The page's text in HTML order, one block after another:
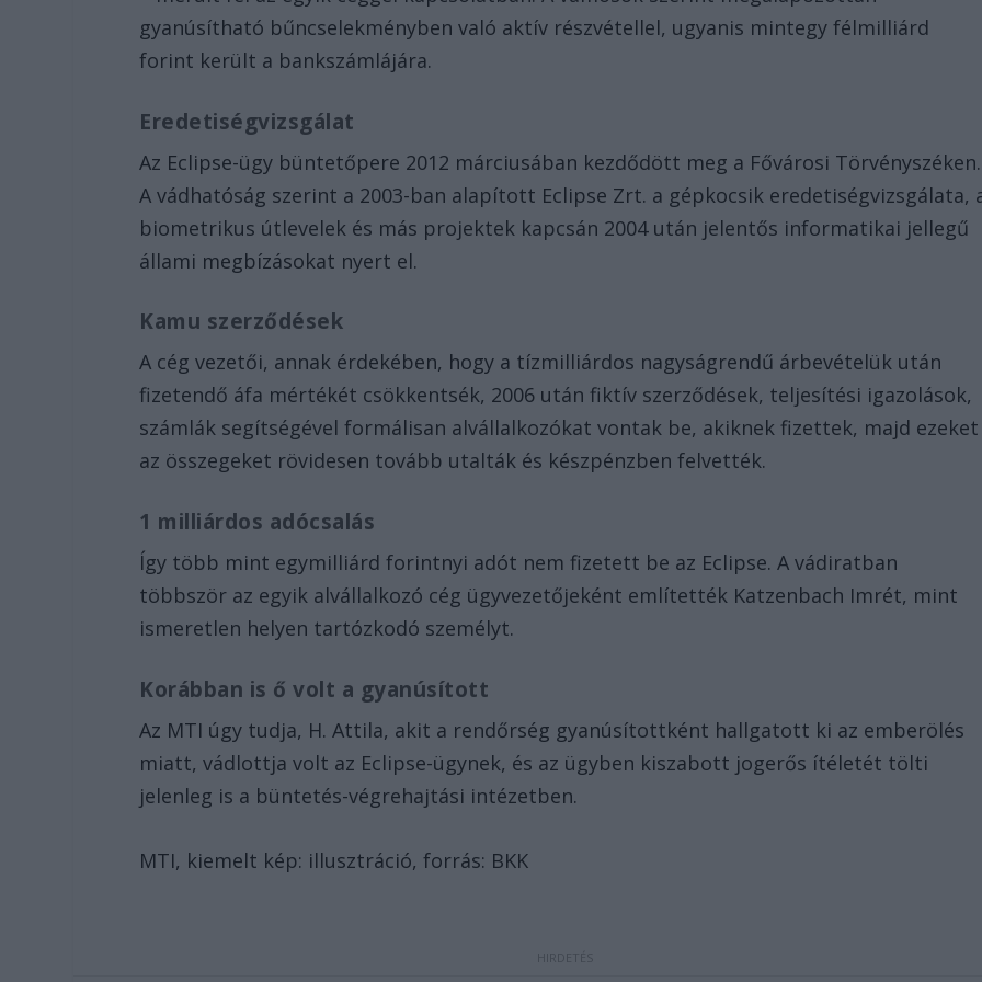
gyanúsítható bűncselekményben való aktív részvétellel, ugyanis mintegy félmilliárd
forint került a bankszámlájára.
Eredetiségvizsgálat
Az Eclipse-ügy büntetőpere 2012 márciusában kezdődött meg a Fővárosi Törvényszéken.
A vádhatóság szerint a 2003-ban alapított Eclipse Zrt. a gépkocsik eredetiségvizsgálata,
biometrikus útlevelek és más projektek kapcsán 2004 után jelentős informatikai jellegű
állami megbízásokat nyert el.
Kamu szerződések
A cég vezetői, annak érdekében, hogy a tízmilliárdos nagyságrendű árbevételük után
fizetendő áfa mértékét csökkentsék, 2006 után fiktív szerződések, teljesítési igazolások,
számlák segítségével formálisan alvállalkozókat vontak be, akiknek fizettek, majd ezeket
az összegeket rövidesen tovább utalták és készpénzben felvették.
1 milliárdos adócsalás
Így több mint egymilliárd forintnyi adót nem fizetett be az Eclipse. A vádiratban
többször az egyik alvállalkozó cég ügyvezetőjeként említették Katzenbach Imrét, mint
ismeretlen helyen tartózkodó személyt.
Korábban is ő volt a gyanúsított
Az MTI úgy tudja, H. Attila, akit a rendőrség gyanúsítottként hallgatott ki az emberölés
miatt, vádlottja volt az Eclipse-ügynek, és az ügyben kiszabott jogerős ítéletét tölti
jelenleg is a büntetés-végrehajtási intézetben.
MTI, kiemelt kép: illusztráció, forrás: BKK